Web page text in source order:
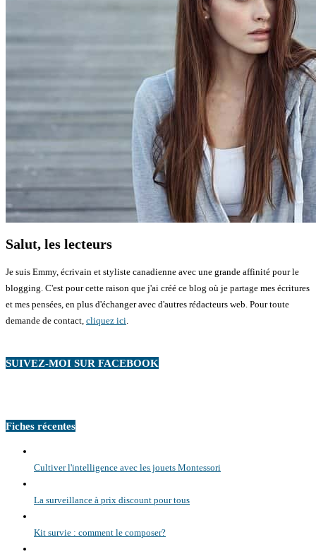
Salut, les lecteurs
Je suis Emmy, écrivain et styliste canadienne avec une grande affinité pour le
blogging. C'est pour cette raison que j'ai créé ce blog où je partage mes écritures
et mes pensées, en plus d'échanger avec d'autres rédacteurs web. Pour toute
demande de contact, cliquez ici
SUIVEZ-MOI SUR FACEBOOK
Fiches récentes
Cultiver l'intelligence avec les jouets Montessori
La surveillance à prix discount pour tous
Kit survie : comment le composer?